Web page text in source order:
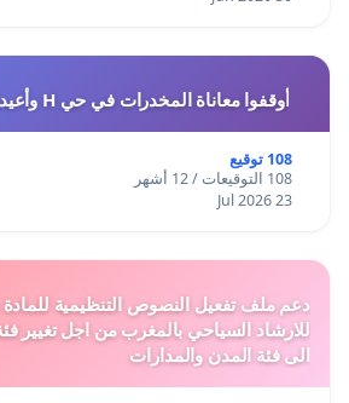
أوقفوا معاناة المخدرات في حي H وأعيدوا الأمان إلى حينا!
108 توقيع
108 التوقيعات / 12 أشهر
23 Jul 2026
للارشاد السياحي بالمغرب من اجل تغيير
الى فئة المدن والمدارات